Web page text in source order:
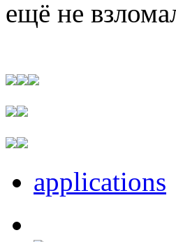
ещё не
applications